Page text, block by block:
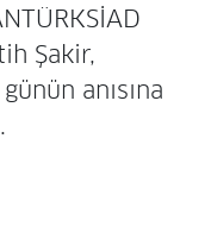
Şakir,
anısına